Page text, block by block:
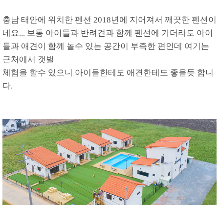
충남 태안에 위치한 펜션 2018년에 지어져서 깨끗한 펜션이
네요... 보통 아이들과 반려견과 함께 펜션에 가더라도 아이
들과 애견이 함께 놀수 있는 공간이 부족한 편인데 여기는
근처에서 갯벌
체험을 할수 있으니 아이들한테도 애견한테도 좋을듯 합니
다.